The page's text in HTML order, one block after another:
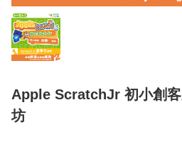
Apple ScratchJr 初小創
坊